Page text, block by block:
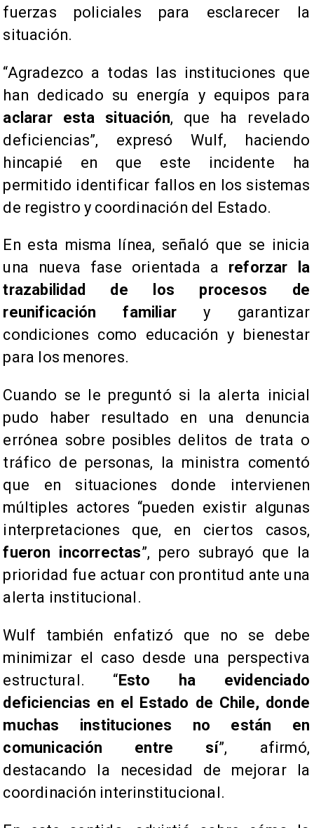
fuerzas policiales para esclarecer la
situación.
“Agradezco a todas las instituciones que
han dedicado su energía y equipos para
aclarar esta situación, que ha revelado
deficiencias”, expresó Wulf, haciendo
hincapié en que este incidente ha
permitido identificar fallos en los sistemas
de registro y coordinación del Estado.
En esta misma línea, señaló que se inicia
una nueva fase orientada a reforzar la
trazabilidad de los procesos de
reunificación familiar y garantizar
condiciones como educación y bienestar
para los menores.
Cuando se le preguntó si la alerta inicial
pudo haber resultado en una denuncia
errónea sobre posibles delitos de trata o
tráfico de personas, la ministra comentó
que en situaciones donde intervienen
múltiples actores “pueden existir algunas
interpretaciones que, en ciertos casos,
fueron incorrectas”, pero subrayó que la
prioridad fue actuar con prontitud ante una
alerta institucional.
Wulf también enfatizó que no se debe
minimizar el caso desde una perspectiva
estructural. “ Esto ha evidenciado
deficiencias en el Estado de Chile, donde
muchas instituciones no están en
comunicación entre sí”, afirmó,
destacando la necesidad de mejorar la
coordinación interinstitucional.